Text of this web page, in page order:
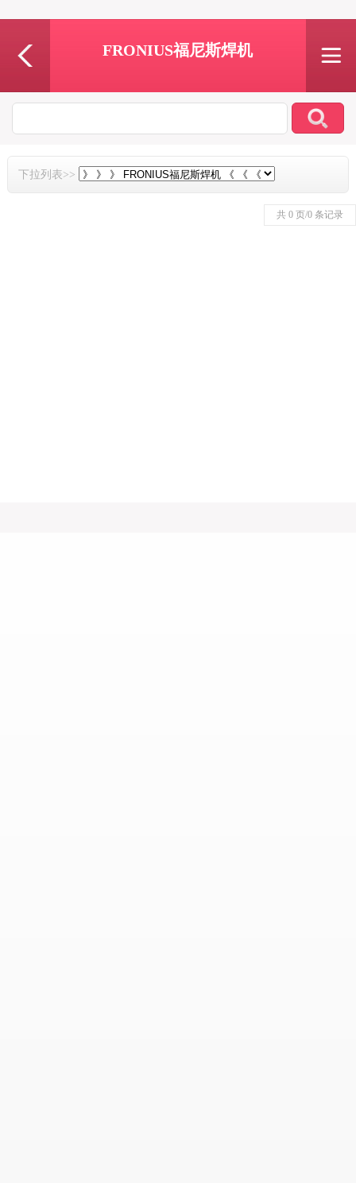
FRONIUS福尼斯焊机
下拉列表>>
共 0 页/0 条记录